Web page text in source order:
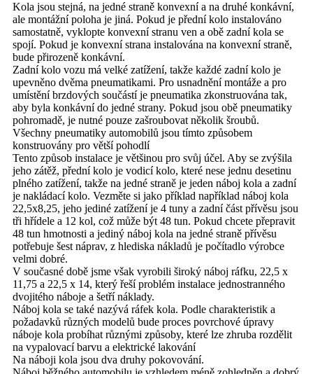
Kola jsou stejná, na jedné straně konvexní a na druhé konkávní,
ale montážní poloha je jiná. Pokud je přední kolo instalováno
samostatně, vyklopte konvexní stranu ven a obě zadní kola se
spojí. Pokud je konvexní strana instalována na konvexní straně,
bude přirozeně konkávní.
Zadní kolo vozu má velké zatížení, takže každé zadní kolo je
upevněno dvěma pneumatikami. Pro usnadnění montáže a pro
umístění brzdových součástí je pneumatika zkonstruována tak,
aby byla konkávní do jedné strany. Pokud jsou obě pneumatiky
pohromadě, je nutné pouze zašroubovat několik šroubů.
Všechny pneumatiky automobilů jsou tímto způsobem
konstruovány pro větší pohodlí
Tento způsob instalace je většinou pro svůj účel. Aby se zvýšila
jeho zátěž, přední kolo je vodicí kolo, které nese jednu desetinu
plného zatížení, takže na jedné straně je jeden náboj kola a zadní
je nakládací kolo. Vezměte si jako příklad například náboj kola
22,5x8,25, jeho jediné zatížení je 4 tuny a zadní část přívěsu jsou
tři hřídele a 12 kol, což může být 48 tun. Pokud chcete přepravit
48 tun hmotnosti a jediný náboj kola na jedné straně přívěsu
potřebuje šest náprav, z hlediska nákladů je počítadlo výrobce
velmi dobré.
V současné době jsme však vyrobili široký náboj ráfku, 22,5 x
11,75 a 22,5 x 14, který řeší problém instalace jednostranného
dvojitého náboje a šetří náklady.
Náboj kola se také nazývá ráfek kola. Podle charakteristik a
požadavků různých modelů bude proces povrchové úpravy
náboje kola probíhat různými způsoby, které lze zhruba rozdělit
na vypalovací barvu a elektrické lakování
Na náboji kola jsou dva druhy pokovování.